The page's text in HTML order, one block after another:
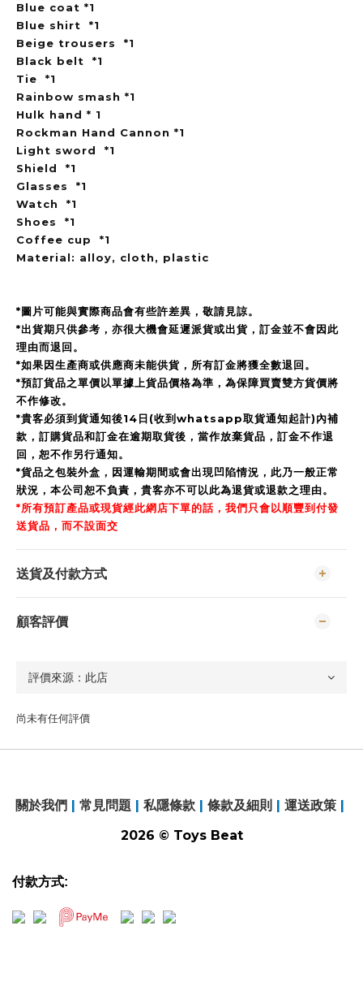
Blue coat *1
Blue shirt *1
Beige trousers *1
Black belt *1
Tie *1
Rainbow smash *1
Hulk hand * 1
Rockman Hand Cannon *1
Light sword *1
Shield *1
Glasses *1
Watch *1
Shoes *1
Coffee cup *1
Material: alloy, cloth, plastic
*圖片可能與實際商品會有些許差異，敬請見諒。
*出貨期只供參考，亦很大機會延遲派貨或出貨，訂金並不會因此
理由而退回。
*如果因生產商或供應商未能供貨，所有訂金將獲全數退回。
*預訂貨品之單價以單據上貨品價格為準，為保障買賣雙方貨價將
不作修改。
*貴客必須到貨通知後14日(收到whatsapp取貨通知起計)內補
款，訂購貨品和訂金在逾期取貨後，當作放棄貨品，訂金不作退
回，恕不作另行通知。
*貨品之包裝外盒，因運輸期間或會出現凹陷情況，此乃一般正常
狀況，本公司恕不負責，貴客亦不可以此為退貨或退款之理由。
*所有預訂產品或現貨經此網店下單的話，我們只會以順豐到付發
送貨品，而不設面交
送貨及付款方式
顧客評價
尚未有任何評價
關於我們 | 常見問題 | 私隱條款| 條款及細則 | 運送政策|
2026 © Toys Beat
付款方式: